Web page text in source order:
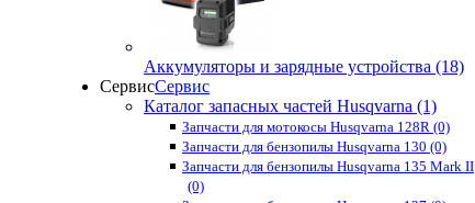
Аккумуляторы и зарядные устройства (18)
СервисСервис
Каталог запасных частей Husqvarna (1)
Запчасти для мотокосы Husqvarna 128R (0)
Запчасти для бензопилы Husqvarna 130 (0)
Запчасти для бензопилы Husqvarna 135 Mark II
(0)